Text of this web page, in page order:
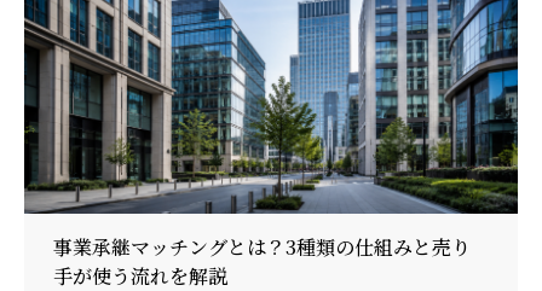
事業承継マッチングとは？3種類の仕組みと売り
手が使う流れを解説